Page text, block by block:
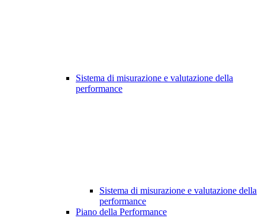
Sistema di misurazione e valutazione della
performance
Sistema di misurazione e valutazione della
performance
Piano della Performance